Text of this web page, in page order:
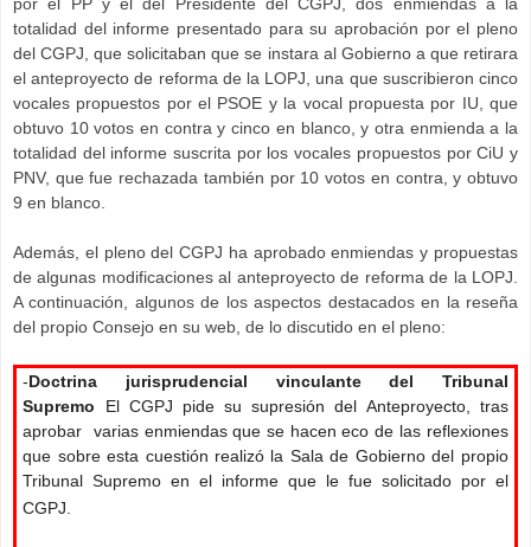
totalidad del informe presentado para su aprobación por el pleno
del CGPJ, que solicitaban que se instara al Gobierno a que retirara
el anteproyecto de reforma de la LOPJ, una que suscribieron cinco
vocales propuestos por el PSOE y la vocal propuesta por IU, que
obtuvo 10 votos en contra y cinco en blanco, y otra enmienda a la
totalidad del informe suscrita por los vocales propuestos por CiU y
PNV, que fue rechazada también por 10 votos en contra, y obtuvo
9 en blanco.
Además, el pleno del CGPJ ha aprobado enmiendas y propuestas
de algunas modificaciones al anteproyecto de reforma de la LOPJ.
A continuación, algunos de los aspectos destacados en la reseña
del propio Consejo en su web, de lo discutido en el pleno:
-Doctrina jurisprudencial vinculante del Tribunal
Supremo El CGPJ pide su supresión del Anteproyecto, tras
aprobar varias enmiendas que se hacen eco de las reflexiones
que sobre esta cuestión realizó la Sala de Gobierno del propio
Tribunal Supremo en el informe que le fue solicitado por el
CGPJ.